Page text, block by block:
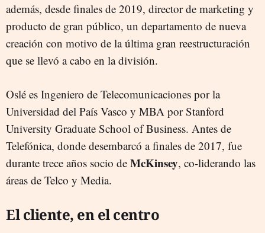
además, desde finales de 2019, director de marketing y
producto de gran público, un departamento de nueva
creación con motivo de la última gran reestructuración
que se llevó a cabo en la división.
Oslé es Ingeniero de Telecomunicaciones por la
Universidad del País Vasco y MBA por Stanford
University Graduate School of Business. Antes de
Telefónica, donde desembarcó a finales de 2017, fue
durante trece años socio de McKinsey, co-liderando las
áreas de Telco y Media.
El cliente, en el centro